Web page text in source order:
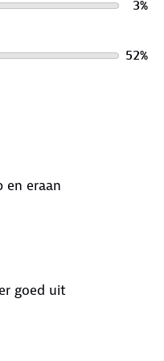
FM (87-108 MHz)
voor krachtig
of documenten.
en luid alarmgeluid
360 gram).
(IPX3).
mee te nemen in
3%
52%
en eraan
goed uit